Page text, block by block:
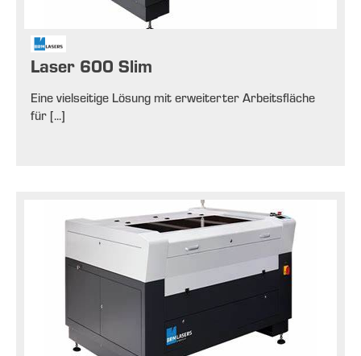
Laser 600 Slim
Eine vielseitige Lösung mit erweiterter Arbeitsfläche
für [...]